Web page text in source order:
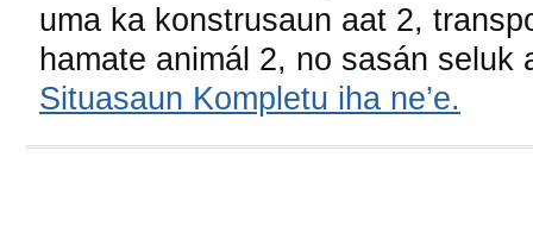
uma ka konstrusaun aat 2,
hamate animál 2, no sasán seluk
Situasaun Kompletu iha ne’e.